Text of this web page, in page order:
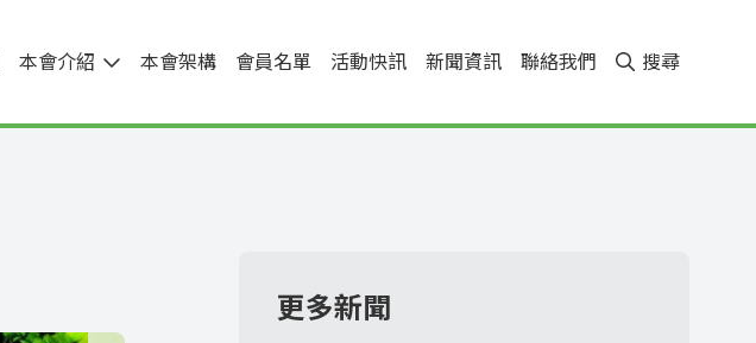
本會介紹 本會架構 會員名單 活動快訊 新聞資訊 聯絡我們 搜尋
更多新聞